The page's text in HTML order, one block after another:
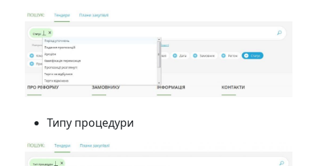
Типу процедури